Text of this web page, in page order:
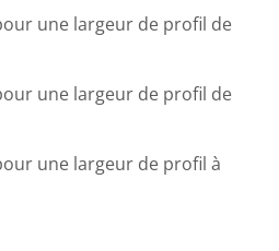
une largeur de profil de
une largeur de profil de
une largeur de profil à